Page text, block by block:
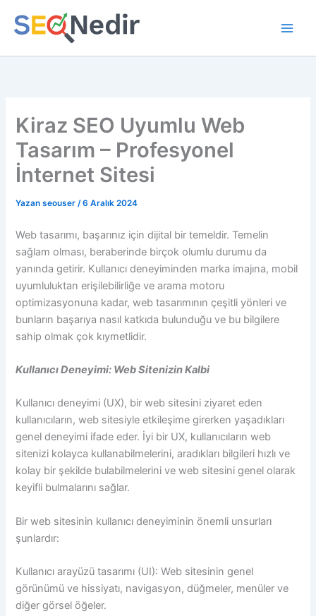
atla
Kiraz SEO Uyumlu Web
Tasarım – Profesyonel
İnternet Sitesi
Yazan seouser/6 Aralık 2024
Web tasarımı, başarınız için dijital bir temeldir. Temelin
sağlam olması, beraberinde birçok olumlu durumu da
yanında getirir. Kullanıcı deneyiminden marka imajına, mobil
uyumluluktan erişilebilirliğe ve arama motoru
optimizasyonuna kadar, web tasarımının çeşitli yönleri ve
bunların başarıya nasıl katkıda bulunduğu ve bu bilgilere
sahip olmak çok kıymetlidir.
Kullanıcı Deneyimi: Web Sitenizin Kalbi
Kullanıcı deneyimi (UX), bir web sitesini ziyaret eden
kullanıcıların, web sitesiyle etkileşime girerken yaşadıkları
genel deneyimi ifade eder. İyi bir UX, kullanıcıların web
sitenizi kolayca kullanabilmelerini, aradıkları bilgileri hızlı ve
kolay bir şekilde bulabilmelerini ve web sitesini genel olarak
keyifli bulmalarını sağlar.
Bir web sitesinin kullanıcı deneyiminin önemli unsurları
şunlardır:
Kullanıcı arayüzü tasarımı (UI): Web sitesinin genel
görünümü ve hissiyatı, navigasyon, düğmeler, menüler ve
diğer görsel öğeler.